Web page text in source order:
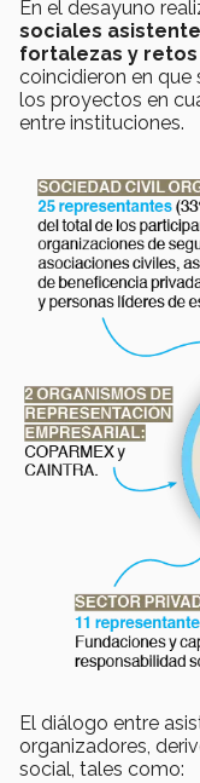
En el desayuno
sociales
fortalezas y
coincidieron en
los proyectos en
entre instituciones.
El diálogo entre
organizadores,
social, tales como: